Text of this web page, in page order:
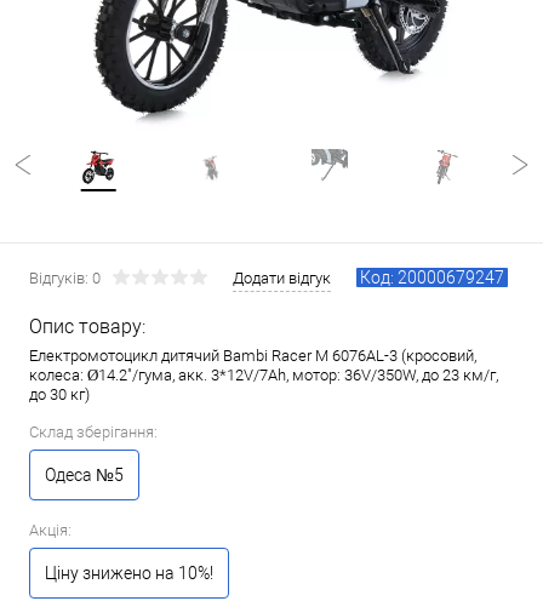
Відгуків: 0 Додати відгук Код: 20000679247
Опис товару:
Електромотоцикл дитячий Bambi Racer M 6076AL-3 (кросовий,
колеса: Ø14.2"/гума, акк. 3*12V/7Ah, мотор: 36V/350W, до 23 км/г,
до 30 кг)
Склад зберігання:
Одеса №5
Акція:
Ціну знижено на 10%!